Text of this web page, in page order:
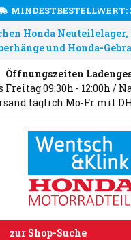
MINDESTBESTELLWERT:
Honda
und Honda-
Öffnungszeiten
Freitag 09:30h - 12:00h /
täglich Mo-Fr mit
zur Shop-Suche